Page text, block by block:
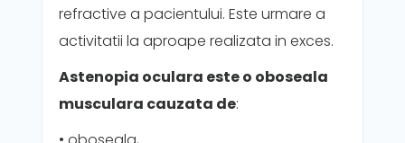
refractive a pacientului. Este urmare a
activitatii la aproape realizata in exces.
Astenopia oculara este o oboseala
musculara cauzata de: